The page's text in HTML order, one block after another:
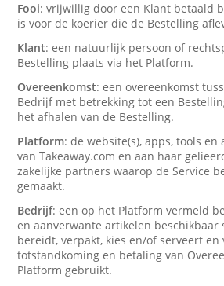
Fooi: vrijwillig door een Klant betaald
is voor de koerier die de Bestelling
Klant: een natuurlijk persoon of
Bestelling plaats via het Platform.
Overeenkomst: een overeenkomst
Bedrijf met betrekking tot een
het afhalen van de Bestelling.
Platform: de website(s), apps, tools
van Takeaway.com en aan haar
zakelijke partners waarop de Service
gemaakt.
Bedrijf: een op het Platform vermeld
en aanverwante artikelen beschikbaar
bereidt, verpakt, kies en/of serveert en
totstandkoming en betaling van
Platform gebruikt.